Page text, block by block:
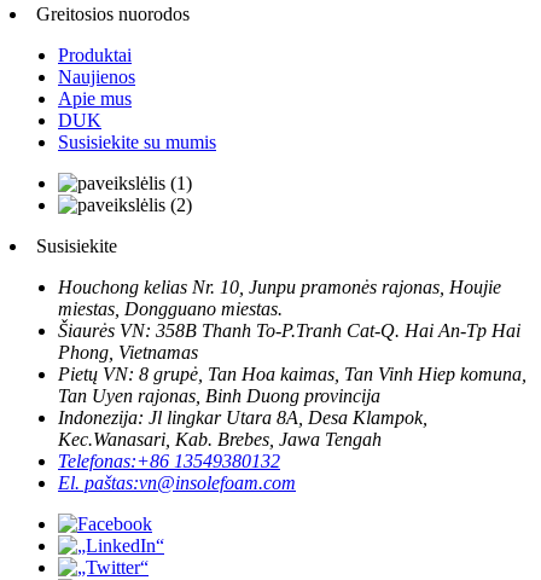
Greitosios nuorodos
Produktai
Naujienos
Apie mus
DUK
Susisiekite su mumis
Susisiekite
Houchong kelias Nr. 10, Junpu pramonės rajonas, Houjie
miestas, Dongguano miestas.
Šiaurės VN: 358B Thanh To-P.Tranh Cat-Q. Hai An-Tp Hai
Phong, Vietnamas
Pietų VN: 8 grupė, Tan Hoa kaimas, Tan Vinh Hiep komuna,
Tan Uyen rajonas, Binh Duong provincija
Indonezija: Jl lingkar Utara 8A, Desa Klampok,
Kec.Wanasari, Kab. Brebes, Jawa Tengah
Telefonas:+86 13549380132
El. paštas:vn@insolefoam.com